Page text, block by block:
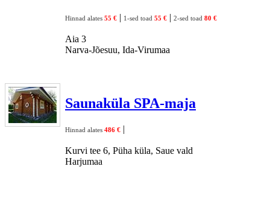
Hinnad alates 55 € | 1-sed toad 55 € | 2-sed toad 80 €
Aia 3
Narva-Jõesuu, Ida-Virumaa
Saunaküla SPA-maja
Hinnad alates 486 € |
Kurvi tee 6, Püha küla, Saue vald
Harjumaa